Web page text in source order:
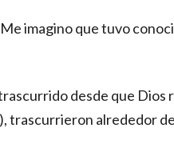
imagino que tuvo
desde que Dios
trascurrieron alrededor